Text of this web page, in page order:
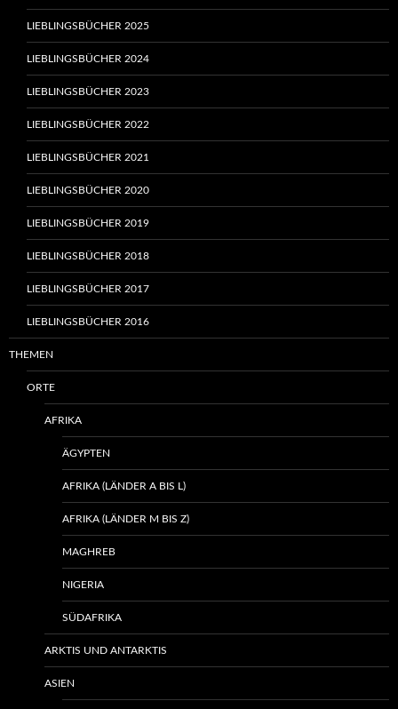
LIEBLINGSBÜCHER 2025
LIEBLINGSBÜCHER 2024
LIEBLINGSBÜCHER 2023
LIEBLINGSBÜCHER 2022
LIEBLINGSBÜCHER 2021
LIEBLINGSBÜCHER 2020
LIEBLINGSBÜCHER 2019
LIEBLINGSBÜCHER 2018
LIEBLINGSBÜCHER 2017
LIEBLINGSBÜCHER 2016
THEMEN
ORTE
AFRIKA
ÄGYPTEN
AFRIKA (LÄNDER A BIS L)
AFRIKA (LÄNDER M BIS Z)
MAGHREB
NIGERIA
SÜDAFRIKA
ARKTIS UND ANTARKTIS
ASIEN